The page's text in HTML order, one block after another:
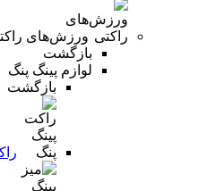
ورزش‌های
بازگشت
لوازم پینگ پنگ
بازگشت